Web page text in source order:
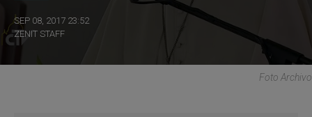
SEP 08, 2017 23:52
ZENIT STAFF
Foto Archivo